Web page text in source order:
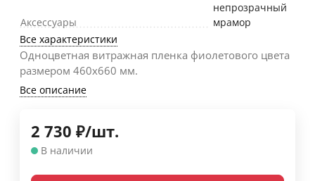
Аксессуары
непрозрачный
мрамор
Все характеристики
Одноцветная витражная пленка фиолетового цвета
размером 460х660 мм.
Все описание
2 730 ₽/шт.
В наличии